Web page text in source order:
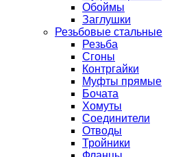
Обоймы
Заглушки
Резьбовые стальные
Резьба
Сгоны
Контргайки
Муфты прямые
Бочата
Хомуты
Соединители
Отводы
Тройники